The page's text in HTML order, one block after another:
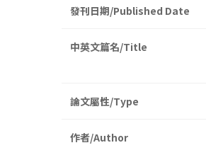
發刊日期/Published Date
中英文篇名/Title
論文屬性/Type
作者/Author